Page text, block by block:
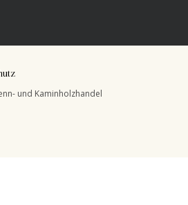
und Kaminholzhandel